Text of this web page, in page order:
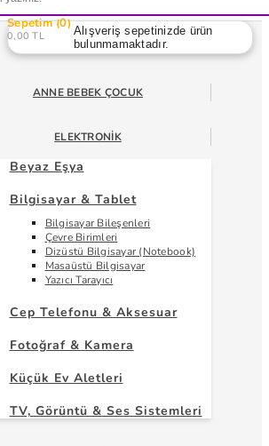
Sepetim 0
0,00 TL
Alışveriş sepetinizde ürün
bulunmamaktadır.
ANNE BEBEK ÇOCUK
ELEKTRONIK
Beyaz Eşya
Bilgisayar & Tablet
Bilgisayar Bileşenleri
Çevre Birimleri
Dizüstü Bilgisayar (Notebook)
Masaüstü Bilgisayar
Yazıcı Tarayıcı
Cep Telefonu & Aksesuar
Fotoğraf & Kamera
Küçük Ev Aletleri
TV, Görüntü & Ses Sistemleri